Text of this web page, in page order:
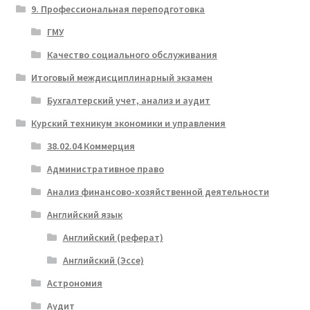
9. Профессиональная переподготовка
ГМУ
Качество социального обслуживания
Итоговый междисциплинарный экзамен
Бухгалтерский учет, анализ и аудит
Курский техникум экономики и управления
38.02.04 Коммерция
Административное право
Анализ финансово-хозяйственной деятельности
Английский язык
Английский (реферат)
Английский (Эссе)
Астрономия
Аудит